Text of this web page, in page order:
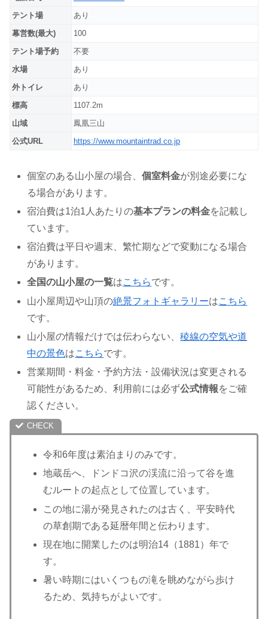
テント場
あり
幕営数(最大)
100
テント場予約
不要
水場
あり
外トイレ
あり
標高
1107.2m
山域
鳳凰三山
公式URL
https://www.mountaintrad.co.jp
個室のある山小屋の場合、個室料金が別途必要にな
る場合があります。
宿泊費は1泊1人あたりの基本プランの料金を記載し
ています。
宿泊費は平日や週末、繁忙期などで変動になる場合
があります。
全国の山小屋の一覧はこちらです。
山小屋周辺や山頂の絶景フォトギャラリーはこちら
です。
山小屋の情報だけでは伝わらない、稜線の空気や道
中の景色はこちらです。
営業期間・料金・予約方法・設備状況は変更される
可能性があるため、利用前には必ず公式情報をご確
認ください。
令和6年度は素泊まりのみです。
地蔵岳へ、ドンドコ沢の渓流に沿って谷を進
むルートの起点として位置しています。
この地に湯が発見されたのは古く、平安時代
の草創期である延暦年間と伝わります。
現在地に開業したのは明治14（1881）年で
す。
暑い時期にはいくつもの滝を眺めながら歩け
るため、気持ちがよいです。